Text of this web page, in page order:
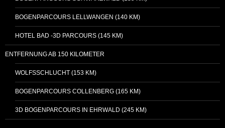
BOGENPARCOURS LELLWANGEN (140 KM)
HOTEL BAD -3D PARCOURS (145 KM)
ENTFERNUNG AB 150 KILOMETER
WOLFSSCHLUCHT (153 KM)
BOGENPARCOURS COLLENBERG (165 KM)
3D BOGENPARCOURS IN EHRWALD (245 KM)